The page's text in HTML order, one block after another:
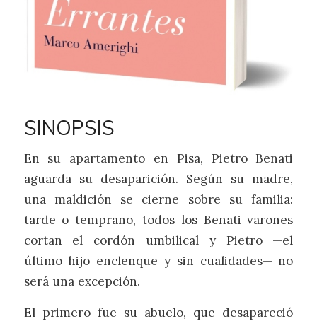
SINOPSIS
En su apartamento en Pisa, Pietro Benati
aguarda su desaparición. Según su madre,
una maldición se cierne sobre su familia:
tarde o temprano, todos los Benati varones
cortan el cordón umbilical y Pietro —el
último hijo enclenque y sin cualidades— no
será una excepción.
El primero fue su abuelo, que desapareció